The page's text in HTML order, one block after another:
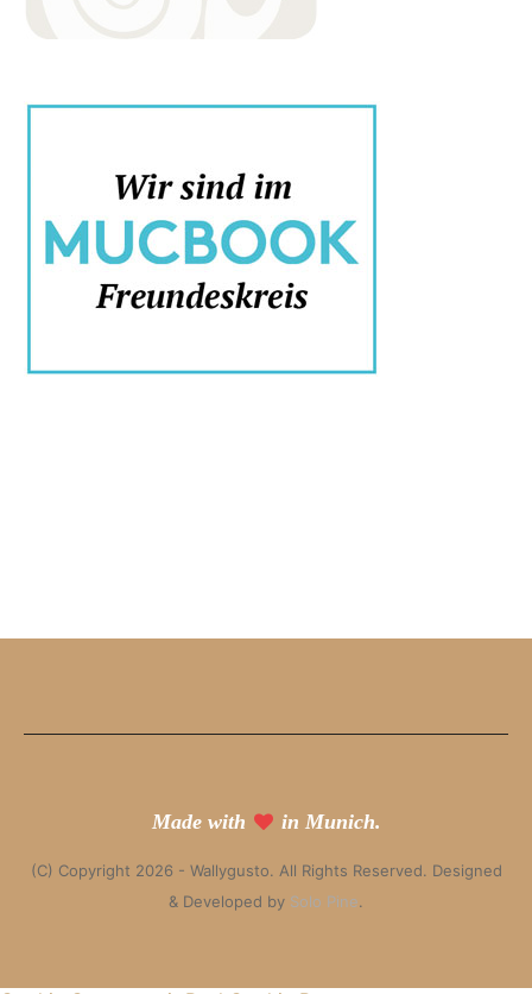
Made with in Munich.
(C) Copyright 2026 - Wallygusto. All Rights Reserved. Designed
& Developed by Solo Pine.